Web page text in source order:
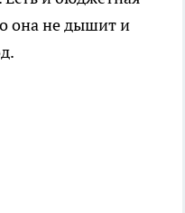
она не дышит и